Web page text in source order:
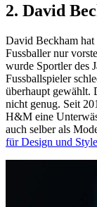
2. David
David Beckham hat
Fussballer nur
wurde Sportler des
Fussballspieler
überhaupt gewählt.
nicht genug. Seit
H&M eine
auch selber als
für Design und Style